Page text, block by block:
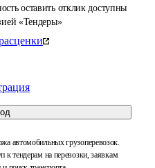
оставить отклик доступны
«Тендеры»
автомобильных грузоперевозок.
к тендерам на перевозки, заявкам